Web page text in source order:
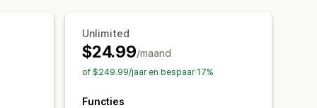
A/B-testen
Unlimited
$24.99/maand
of $249.99/jaar en bespaar 17%
Functies